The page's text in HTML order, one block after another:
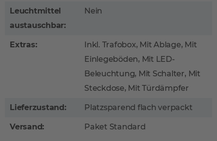
Leuchtmittel
austauschbar:
Nein
Extras:
Inkl. Trafobox, Mit Ablage, Mit
Einlegeböden, Mit LED-
Beleuchtung, Mit Schalter, Mit
Steckdose, Mit Türdämpfer
Lieferzustand: Platzsparend flach verpackt
Versand: Paket Standard